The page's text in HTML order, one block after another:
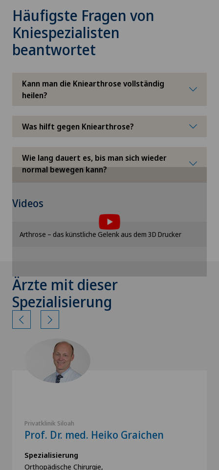
Häufigste Fragen von
Kniespezialisten
beantwortet
Kann man die Kniearthrose vollständig
heilen?
Was hilft gegen Kniearthrose?
Wie lang dauert es, bis man sich wieder
normal bewegen kann?
Videosmüssen Sie der Verwendung von Cookies
zustimmen.
Bitte aktivieren Sie die entsprechende Option in
Arthrose – das künstliche Gelenk aus dem 3D Drucker
Ärzte mit dieser
Spezialisierung
Privatklinik Siloah
Prof. Dr. med. Heiko Graichen
Spezialisierung
Orthopädische Chirurgie,